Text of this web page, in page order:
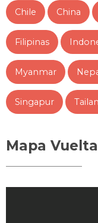
Chile China
Filipinas
Myanmar
Singapur
Mapa